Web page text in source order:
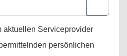
aktuellen Serviceprovider
persönlichen